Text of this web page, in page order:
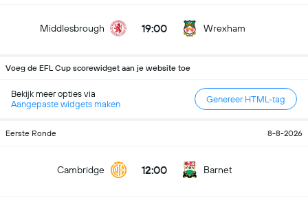
Middlesbrough 19:00 Wrexham
Voeg de EFL Cup scorewidget aan je website toe
Bekijk meer opties via
Aangepaste widgets maken
Genereer HTML-tag
Eerste Ronde 8-8-2026
Cambridge 12:00 Barnet